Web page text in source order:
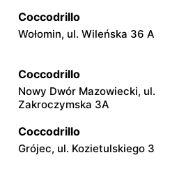
Coccodrillo
Wołomin, ul. Wileńska 36 A
Coccodrillo
Nowy Dwór Mazowiecki, ul.
Zakroczymska 3A
Coccodrillo
Grójec, ul. Kozietulskiego 3